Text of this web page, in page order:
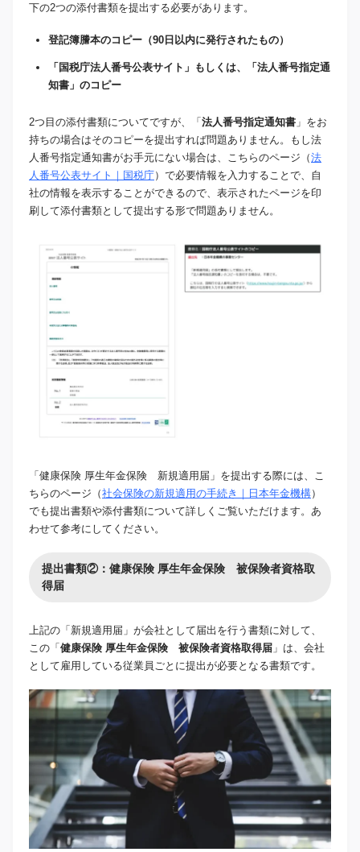
下の2つの添付書類を提出する必要があります。
登記簿謄本のコピー（90日以内に発行されたもの）
「国税庁法人番号公表サイト」もしくは、「法人番号指定通
知書」のコピー
2つ目の添付書類についてですが、「法人番号指定通知書 」をお
持ちの場合はそのコピーを提出すれば問題ありません。もし法
人番号指定通知書がお手元にない場合は、こちらのページ（法
人番号公表サイト｜国税庁）で必要情報を入力することで、自
社の情報を表示することができるので、表示されたページを印
刷して添付書類として提出する形で問題ありません。
「健康保険 厚生年金保険 新規適用届」を提出する際には、こ
ちらのページ（社会保険の新規適用の手続き｜日本年金機構）
でも提出書類や添付書類について詳しくご覧いただけます。あ
わせて参考にしてください。
提出書類②：健康保険 厚生年金保険 被保険者資格取
得届
上記の「新規適用届」が会社として届出を行う書類に対して、
この「 健康保険 厚生年金保険 被保険者資格取得届 」は、会社
として雇用している従業員ごとに提出が必要となる書類です。